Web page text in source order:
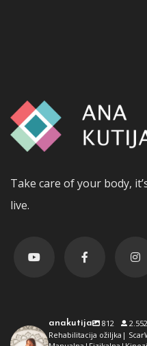
Take care of your body,
live.
anakutija 812
2.552
Rehabilitacija ožiljka|